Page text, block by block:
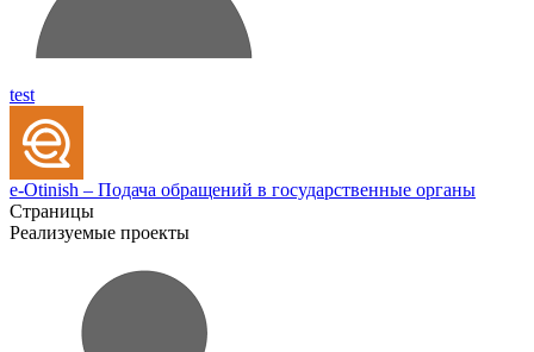
test
e-Otinish – Подача обращений в государственные органы
Страницы
Реализуемые проекты